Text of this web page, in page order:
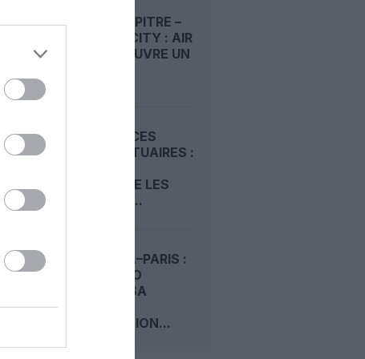
POINTE‑À‑PITRE –
PANAMA CITY : AIR
FRANCE OUVRE UN
REDEVANCES
AÉROPORTUAIRES :
CONTESTE LES
HAUSSES...
KINSHASA–PARIS :
AIR CONGO
PRÉPARE SA
DESTINATION...